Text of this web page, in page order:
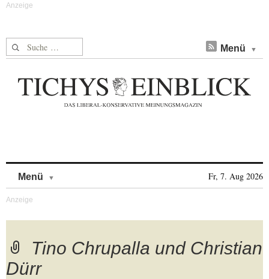
Suche nach: Menü
Menü Fr, 7. Aug 2026
Tino Chrupalla und Christian
Dürr